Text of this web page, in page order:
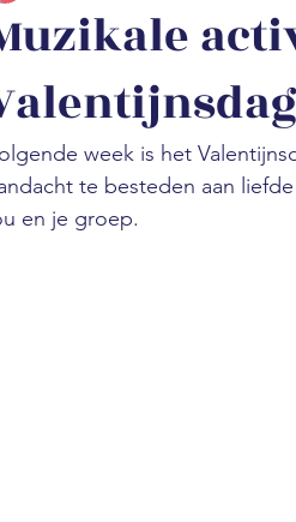
week is het
te besteden aan
en je groep.